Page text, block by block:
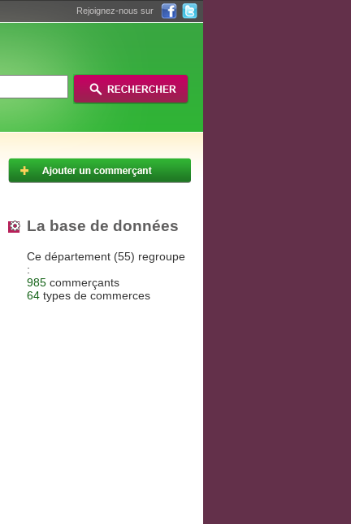
Rejoignez-nous sur
La base de données
Ce département (55) regroupe
:
985 commerçants
64 types de commerces